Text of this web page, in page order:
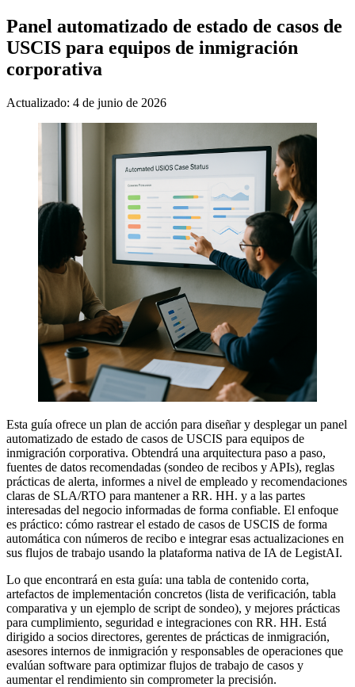
Panel automatizado de estado de casos de
USCIS para equipos de inmigración
corporativa
Actualizado: 4 de junio de 2026
Esta guía ofrece un plan de acción para diseñar y desplegar un panel
automatizado de estado de casos de USCIS para equipos de
inmigración corporativa. Obtendrá una arquitectura paso a paso,
fuentes de datos recomendadas (sondeo de recibos y APIs), reglas
prácticas de alerta, informes a nivel de empleado y recomendaciones
claras de SLA/RTO para mantener a RR. HH. y a las partes
interesadas del negocio informadas de forma confiable. El enfoque
es práctico: cómo rastrear el estado de casos de USCIS de forma
automática con números de recibo e integrar esas actualizaciones en
sus flujos de trabajo usando la plataforma nativa de IA de LegistAI.
Lo que encontrará en esta guía: una tabla de contenido corta,
artefactos de implementación concretos (lista de verificación, tabla
comparativa y un ejemplo de script de sondeo), y mejores prácticas
para cumplimiento, seguridad e integraciones con RR. HH. Está
dirigido a socios directores, gerentes de prácticas de inmigración,
asesores internos de inmigración y responsables de operaciones que
evalúan software para optimizar flujos de trabajo de casos y
aumentar el rendimiento sin comprometer la precisión.